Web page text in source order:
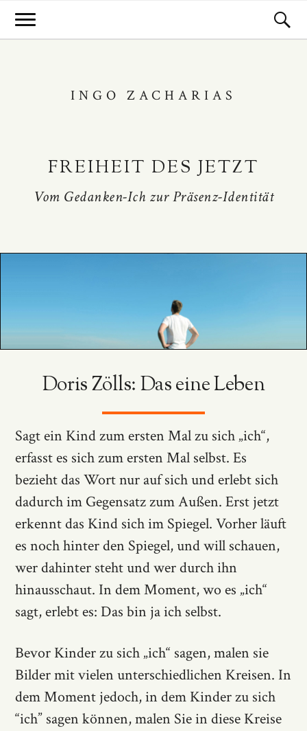
INGO ZACHARIAS
FREIHEIT DES JETZT
Vom Gedanken-Ich zur Präsenz-Identität
Doris Zölls: Das eine Leben
Sagt ein Kind zum ersten Mal zu sich „ich“,
erfasst es sich zum ersten Mal selbst. Es
bezieht das Wort nur auf sich und erlebt sich
dadurch im Gegensatz zum Außen. Erst jetzt
erkennt das Kind sich im Spiegel. Vorher läuft
es noch hinter den Spiegel, und will schauen,
wer dahinter steht und wer durch ihn
hinausschaut. In dem Moment, wo es „ich“
sagt, erlebt es: Das bin ja ich selbst.
Bevor Kinder zu sich „ich“ sagen, malen sie
Bilder mit vielen unterschiedlichen Kreisen. In
dem Moment jedoch, in dem Kinder zu sich
“ich” sagen können, malen Sie in diese Kreise